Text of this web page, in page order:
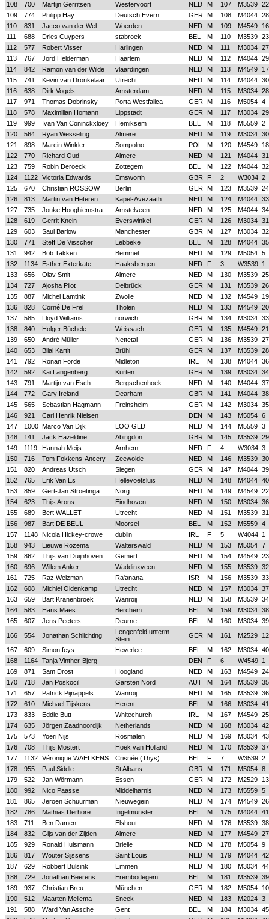
108
700 Martijn Gerritsen Westervoort NED M 107 M3539 22
109
774 Philipp Hay Deutsch Evern GER M 108 M4044 28
110
831 Jacco van der Wel Woerden NED M 109 M4549
16
111
688 Dries Cuypers stabroek BEL M 110 M3539 23
112
577 Robert Visser Harlingen NED M 111 M3034 27
113
767 Jord Helderman Haarlem NED M 112 M4044 29
114
842 Ramon van der Wilde vlaardingen NED M 113 M4549
17
115
741 Kevin van Dronkelaar Utrecht NED M 114 M4044 30
116
638 Dirk Vogels Amsterdam NED M 115 M3034 28
117
971 Thomas Dobrinsky Porta Westfalica GER M 116 M5054 4
118
578 Maximilian Homann Lippstadt GER M 117 M3034 29
119
999 Ivan Van Coninckxloey Hemiksem BEL M 118 M5559 2
120
564 Ryan Wesseling Almere NED M 119 M3034 30
121
898 Marcin Winkler Sompolno POL M 120 M4549
18
122
770 Richard Oud Almere NED M 121 M4044 31
123
759 Robin Deroeck Zottegem BEL M 122 M4044 32
124
1122 Victoria Edwards Emsworth GBR F 2 W3034 2
125
670 Christian ROSSOW Berlin GER M 123 M3539 24
126
813 Martin van Heteren Kapel-Avezaath NED M 124 M4044 33
127
735 Jouke Hooghiemstra Amstelveen NED M 125 M4044 34
128
619 Gerrit Knein Everswinkel GER M 126 M3034 31
129
603 Saul Barlow Manchester GBR M 127 M3034 32
130
771 Steff De Visscher Lebbeke BEL M 128 M4044 35
131
942 Bob Takken Bemmel NED M 129 M5054 5
132
1134 Esther Exterkate Haaksbergen NED F 3 W3539 1
133
656 Olav Smit Almere NED M 130 M3539 25
134
727 Ajosha Pilot Delbrück GER M 131 M3539 26
135
887 Michel Lamtink Zwolle NED M 132 M4549
19
136
828 Corné De Frel Tholen NED M 133 M4549 20
137
585 Lloyd Williams norwich GBR M 134 M3034 33
138
840 Holger Büchele Weissach GER M 135 M4549 21
139
650 André Müller Nettetal GER M 136 M3539 27
140
653 Bilal Kartit Brühl GER M 137 M3539 28
141
792 Ronan Forde Midleton IRL M 138 M4044 36
142
592 Kai Langenberg Kürten GER M 139 M3034 34
143
791 Martijn van Esch Bergschenhoek NED M 140 M4044 37
144
772 Gary Ireland Dearham GBR M 141 M4044 38
145
565 Sebastian Hagmann Freinsheim GER M 142 M3034 35
146
921 Carl Henrik Nielsen DEN M 143 M5054 6
147
1000 Marco Van Dijk LOO GLD NED M 144 M5559 3
148
141 Jack Hazeldine Abingdon GBR M 145 M3539 29
149
1119 Hannah Meijs Arnhem NED F 4 W3034 3
150
716 Tom Fokkens-Ancery Zeewolde NED M 146 M3539 30
151
820 Andreas Utsch Siegen GER M 147 M4044 39
152
765 Erik Van Es Hellevoetsluis NED M 148 M4044 40
153
859 Gert-Jan Stroetinga Norg NED M 149 M4549 22
154
623 Thijs Arons Eindhoven NED M 150 M3034 36
155
689 Bert WALLET Utrecht NED M 151 M3539 31
156
987 Bart DE BEUL Moorsel BEL M 152 M5559 4
157
1148 Nicola Hickey-crowe dublin IRL F 5 W4044 1
158
943 Lieuwe Rozema Walterswald NED M 153 M5054 7
159
862 Thijs van Duijnhoven Gemert NED M 154 M4549 23
160
696 Willem Anker Waddinxveen NED M 155 M3539 32
161
725 Raz Weizman Ra'anana ISR M 156 M3539 33
162
608 Michiel Oldenkamp Utrecht NED M 157 M3034 37
163
659 Bart Kranenbroek Wanroij NED M 158 M3539 34
164
583 Hans Maes Berchem BEL M 159 M3034 38
165
607 Jens Peeters Deurne BEL M 160 M3034 39
166
554 Jonathan Schlichting
Lengenfeld unterm
Stein
GER M 161 M2529
12
167
609 Simon feys Heverlee BEL M 162 M3034 40
168
1164 Tanja Vinther-Bjerg DEN F 6 W4549 1
169
871 Sam Drost Hoogland NED M 163 M4549 24
170
718 Jan Poskocil Garsten Nord AUT M 164 M3539 35
171
657 Patrick Pijnappels Wanroij NED M 165 M3539 36
172
610 Michael Tijskens Herent BEL M 166 M3034 41
173
833 Eddie Butt Whitechurch IRL M 167 M4549 25
174
635 Jörgen Zaadnoordijk Netherlands NED M 168 M3034 42
175
573 Yoeri Nijs Rosmalen NED M 169 M3034 43
176
708 Thijs Mostert Hoek van Holland NED M 170 M3539 37
177
1132 Véronique WAELKENS Crisnée (Thys) BEL F 7 W3539 2
178
955 Paul Siddle St Albans GBR M 171 M5054 8
179
522 Jan Wörmann Essen GER M 172 M2529
13
180
992 Nico Paasse Middelharnis NED M 173 M5559 5
181
865 Jeroen Schuurman Nieuwegein NED M 174 M4549 26
182
786 Mathias Derhore Ingelmunster BEL M 175 M4044 41
183
711 Ben Damen Elshout NED M 176 M3539 38
184
832 Gijs van der Zijden Almere NED M 177 M4549 27
185
929 Ronald Hulsmann Brielle NED M 178 M5054 9
186
817 Wouter Sijssens Saint Louis NED M 179 M4044 42
187
629 Robbert Bulsink Emmen NED M 180 M3034 44
188
729 Jonathan Beerens Erembodegem BEL M 181 M3539 39
189
937 Christian Breu München GER M 182 M5054
10
190
512 Maarten Mellema Sneek NED M 183 M2024 3
191
588 Ward Van Assche Gent BEL M 184 M3034 45